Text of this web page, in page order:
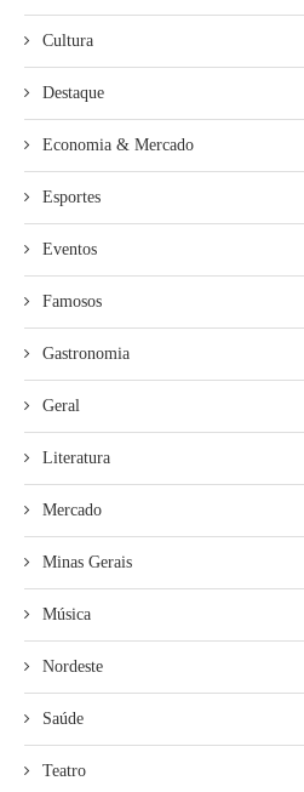
Cultura
Destaque
Economia & Mercado
Esportes
Eventos
Famosos
Gastronomia
Geral
Literatura
Mercado
Minas Gerais
Música
Nordeste
Saúde
Teatro